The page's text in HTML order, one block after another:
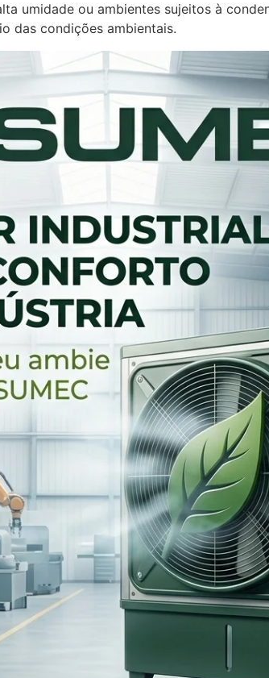
umidade ou ambientes sujeitos à
das condições ambientais.